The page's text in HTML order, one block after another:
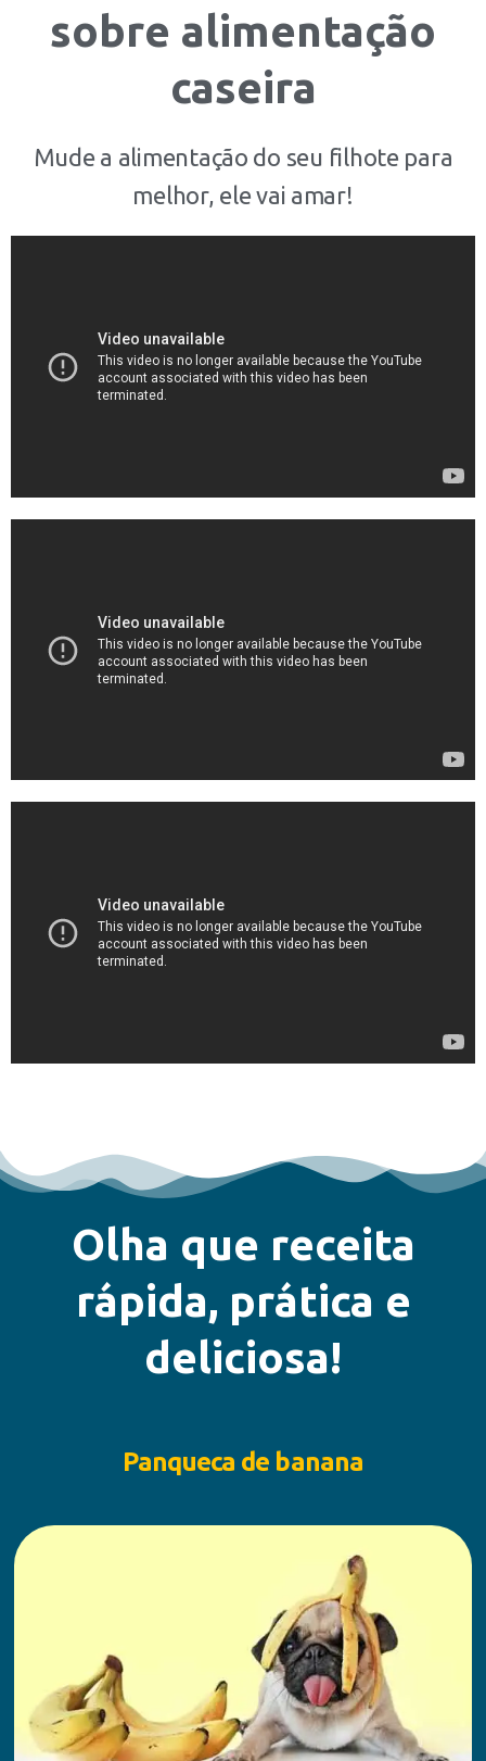
sobre alimentação
caseira
Mude a alimentação do seu filhote para
melhor, ele vai amar!
Olha que receita
rápida, prática e
deliciosa!
Panqueca de banana